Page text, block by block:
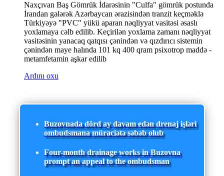
Naxçıvan Baş Gömrük İdarəsinin "Culfa" gömrük postunda
İrandan gələrək Azərbaycan ərazisindən tranzit keçməklə
Türkiyəyə "PVC" yükü aparan nəqliyyat vasitəsi əsaslı
yoxlamaya cəlb edilib. Keçirilən yoxlama zamanı nəqliyyat
vasitəsinin yanacaq qatqısı çənindən və qızdırıcı sistemin
çənindən maye halında 101 kq 400 qram psixotrop maddə -
metamfetamin aşkar edilib
Ardını oxu
Buzovnada dörd ay davam edən drenaj işləri
ombudsmana müraciətə səbəb olub
Four-month drainage works in Buzovna
prompt an appeal to the ombudsman